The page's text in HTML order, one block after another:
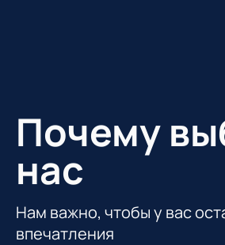
Почему
нас
Нам важно, чтобы у вас
впечатления